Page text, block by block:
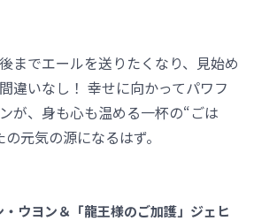
までエールを送りたくなり、見始め
違いなし！ 幸せに向かってパワフ
が、身も心も温める一杯の“ごは
元気の源になるはず。
・ウヨン＆「龍王様のご加護」ジェヒ